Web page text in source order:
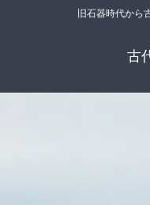
旧石器時代から
古